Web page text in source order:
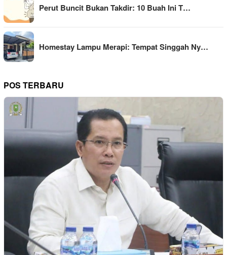
Perut Buncit Bukan Takdir: 10 Buah Ini T…
Homestay Lampu Merapi: Tempat Singgah Ny…
POS TERBARU